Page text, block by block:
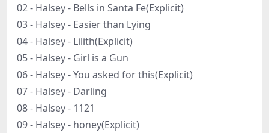
02 - Halsey - Bells in Santa Fe(Explicit)
03 - Halsey - Easier than Lying
04 - Halsey - Lilith(Explicit)
05 - Halsey - Girl is a Gun
06 - Halsey - You asked for this(Explicit)
07 - Halsey - Darling
08 - Halsey - 1121
09 - Halsey - honey(Explicit)